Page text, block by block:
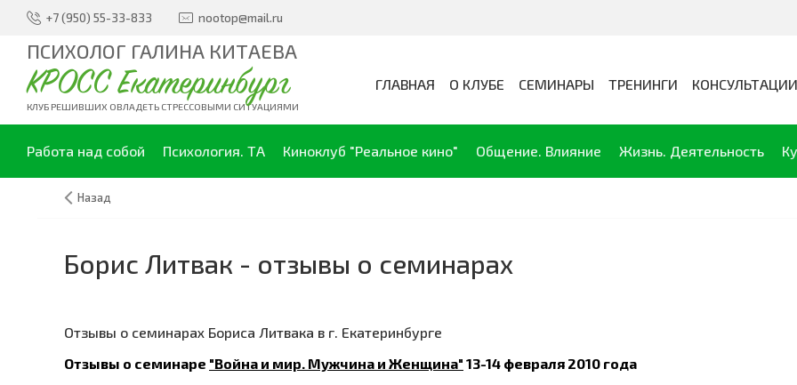
+7 (950) 55-33-833 nootop@mail.ru
ПСИХОЛОГ ГАЛИНА КИТАЕВА
КРОСС Екатеринбург
КЛУБ РЕШИВШИХ ОВЛАДЕТЬ СТРЕССОВЫМИ СИТУАЦИЯМИ
ГЛАВНАЯ О КЛУБЕ СЕМИНАРЫ ТРЕНИНГИ КОНСУЛЬТАЦИИ
Работа над собой Психология. ТА Киноклуб "Реальное кино" Общение. Влияние Жизнь. Деятельность
Назад
Борис Литвак - отзывы о семинарах
Отзывы о семинарах Бориса Литвака в г. Екатеринбурге
Отзывы о семинаре "Война и мир. Мужчина и Женщина" 13-14 февраля 2010 года